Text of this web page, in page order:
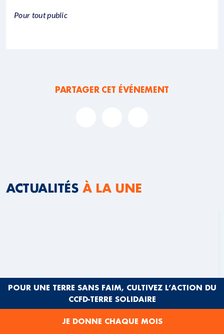
Pour tout public
PARTAGER CET ÉVÉNEMENT
ACTUALITÉS À LA UNE
POUR UNE TERRE SANS FAIM, CULTIVEZ L’ACTION DU
CCFD-TERRE SOLIDAIRE
JE DONNE CHAQUE MOIS